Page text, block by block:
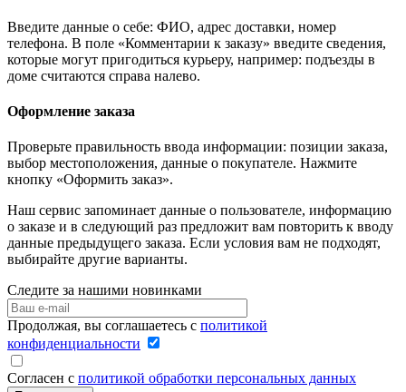
Введите данные о себе: ФИО, адрес доставки, номер
телефона. В поле «Комментарии к заказу» введите сведения,
которые могут пригодиться курьеру, например: подъезды в
доме считаются справа налево.
Оформление заказа
Проверьте правильность ввода информации: позиции заказа,
выбор местоположения, данные о покупателе. Нажмите
кнопку «Оформить заказ».
Наш сервис запоминает данные о пользователе, информацию
о заказе и в следующий раз предложит вам повторить к вводу
данные предыдущего заказа. Если условия вам не подходят,
выбирайте другие варианты.
Следите за нашими новинками
Продолжая, вы соглашаетесь с политикой
конфиденциальности
Согласен с политикой обработки персональных данных